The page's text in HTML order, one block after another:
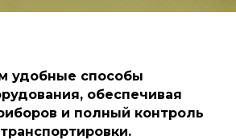
удобные способы
обеспечивая
и полный контроль